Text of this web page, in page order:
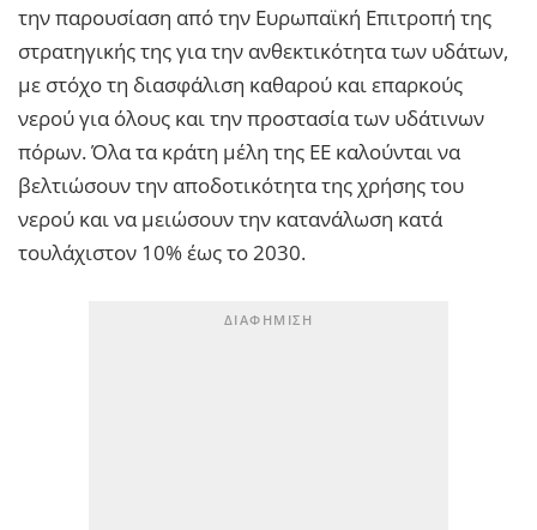
την παρουσίαση από την Ευρωπαϊκή Επιτροπή της
στρατηγικής της για την ανθεκτικότητα των υδάτων,
με στόχο τη διασφάλιση καθαρού και επαρκούς
νερού για όλους και την προστασία των υδάτινων
πόρων. Όλα τα κράτη μέλη της ΕΕ καλούνται να
βελτιώσουν την αποδοτικότητα της χρήσης του
νερού και να μειώσουν την κατανάλωση κατά
τουλάχιστον 10% έως το 2030.